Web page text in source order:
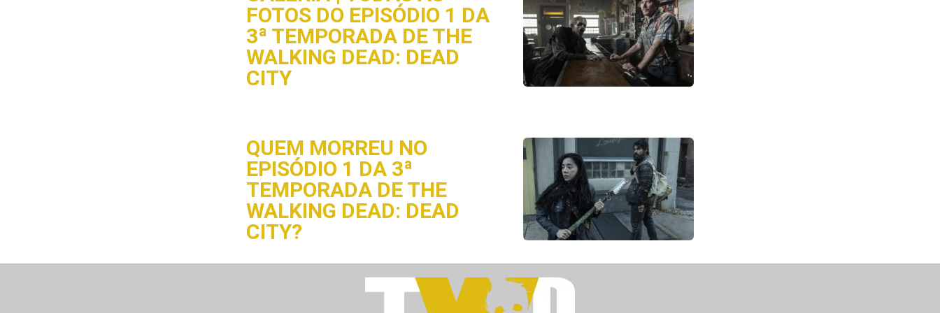
FOTOS DO EPISÓDIO 1 DA
3ª TEMPORADA DE THE
WALKING DEAD: DEAD
CITY
QUEM MORREU NO
EPISÓDIO 1 DA 3ª
TEMPORADA DE THE
WALKING DEAD: DEAD
CITY?